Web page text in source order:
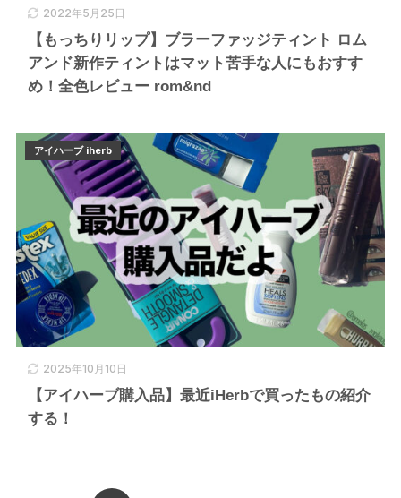
2022年5月25日
【もっちりリップ】ブラーファッジティント ロム
アンド新作ティントはマット苦手な人にもおすす
め！全色レビュー rom&nd
2025年10月10日
【アイハーブ購入品】最近iHerbで買ったもの紹介
する！
アイハーブ iherb